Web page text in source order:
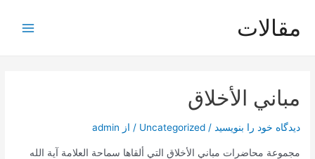
مقالات
مباني الأخلاق
دیدگاه‌ خود را بنویسید /
Uncategorized / از admin
مجموعة محاضرات مباني الأخلاق التي ألقاها سماحة العلامة آية الله